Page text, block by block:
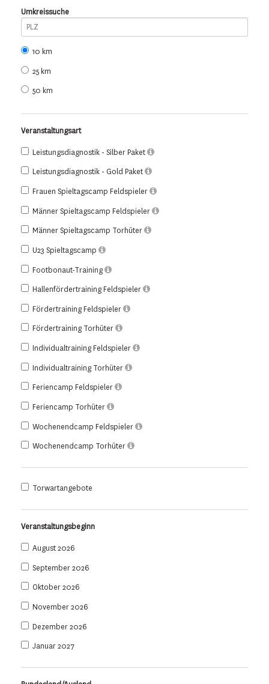
Umkreissuche
10 km
25 km
50 km
Veranstaltungsart
Leistungsdiagnostik - Silber Paket
Leistungsdiagnostik - Gold Paket
Frauen Spieltagscamp Feldspieler
Männer Spieltagscamp Feldspieler
Männer Spieltagscamp Torhüter
U23 Spieltagscamp
Footbonaut-Training
Hallenfördertraining Feldspieler
Fördertraining Feldspieler
Fördertraining Torhüter
Individualtraining Feldspieler
Individualtraining Torhüter
Feriencamp Feldspieler
Feriencamp Torhüter
Wochenendcamp Feldspieler
Wochenendcamp Torhüter
Torwartangebote
Veranstaltungsbeginn
August 2026
September 2026
Oktober 2026
November 2026
Dezember 2026
Januar 2027